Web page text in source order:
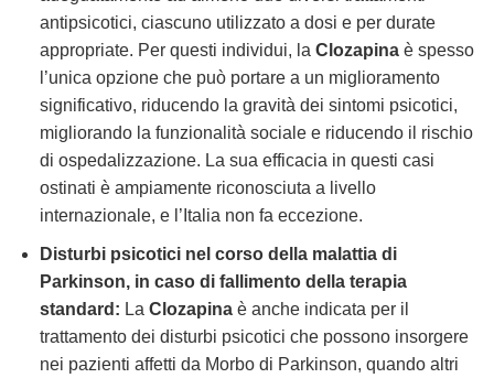
antipsicotici, ciascuno utilizzato a dosi e per durate
appropriate. Per questi individui, la Clozapinaè spesso
l’unica opzione che può portare a un miglioramento
significativo, riducendo la gravità dei sintomi psicotici,
migliorando la funzionalità sociale e riducendo il rischio
di ospedalizzazione. La sua efficacia in questi casi
ostinati è ampiamente riconosciuta a livello
internazionale, e l’Italia non fa eccezione.
Disturbi psicotici nel corso della malattia di
Parkinson, in caso di fallimento della terapia
standard: La Clozapinaè anche indicata per il
trattamento dei disturbi psicotici che possono insorgere
nei pazienti affetti da Morbo di Parkinson, quando altri